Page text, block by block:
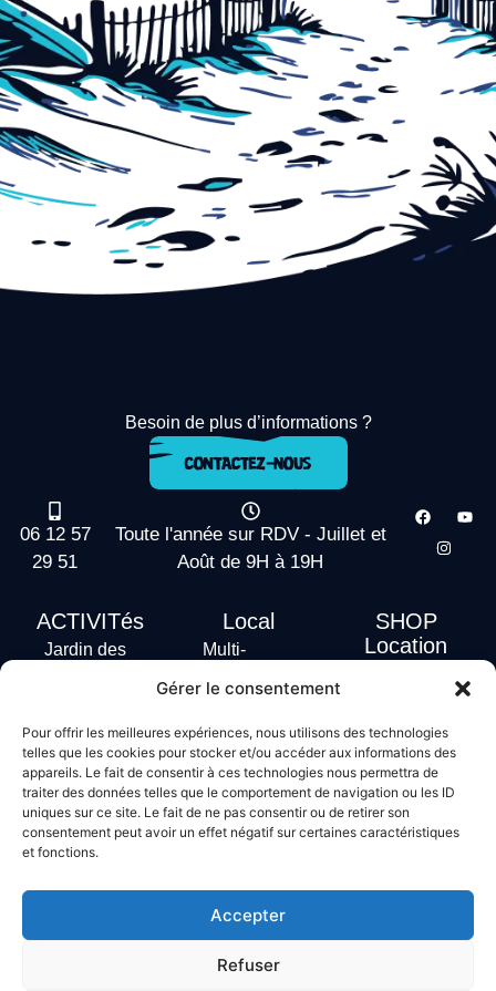
Gérer le consentement
Pour offrir les meilleures expériences, nous utilisons des technologies
telles que les cookies pour stocker et/ou accéder aux informations des
appareils. Le fait de consentir à ces technologies nous permettra de
traiter des données telles que le comportement de navigation ou les ID
uniques sur ce site. Le fait de ne pas consentir ou de retirer son
consentement peut avoir un effet négatif sur certaines caractéristiques
et fonctions.
Accepter
Refuser
Besoin de plus d’informations ?
06 12 57
29 51
Toute l'année sur RDV - Juillet et
Août de 9H à 19H
ACTIVITés
Jardin des
Stand Up
Paddle
Bodyboard
Local
Multi-
Hébergement
SHOP
Location
Politique de confidentialité